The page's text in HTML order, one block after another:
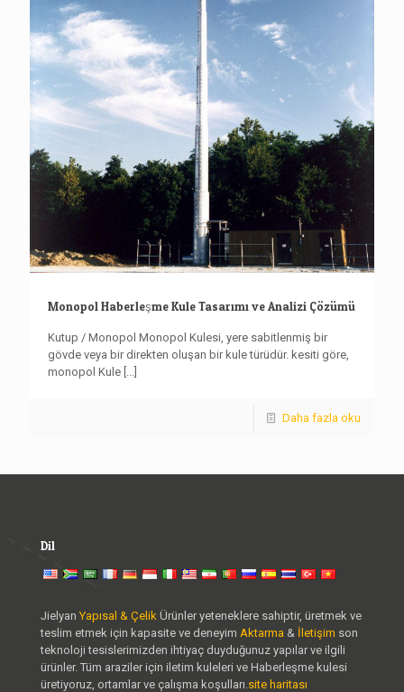
Monopol Haberleşme Kule Tasarımı ve Analizi Çözümü
Kutup / Monopol Monopol Kulesi, yere sabitlenmiş bir
gövde veya bir direkten oluşan bir kule türüdür. kesiti göre,
monopol Kule
Daha fazla oku
Dil
Jielyan Yapısal & Çelik Ürünler yeteneklere sahiptir, üretmek ve
teslim etmek için kapasite ve deneyim Aktarma & İletişim son
teknoloji tesislerimizden ihtiyaç duyduğunuz yapılar ve ilgili
ürünler. Tüm araziler için iletim kuleleri ve Haberleşme kulesi
üretiyoruz, ortamlar ve çalışma koşulları. site haritası